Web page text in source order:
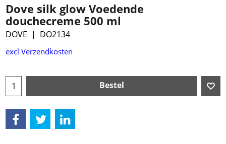
Dove silk glow Voedende
douchecreme 500 ml
DOVE DO2134
€4.99
Bestel